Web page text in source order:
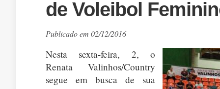
de Voleibol
Publicado em 02/12/2016
Nesta sexta-feira, 2, o
Renata Valinhos/Country
segue em busca de sua